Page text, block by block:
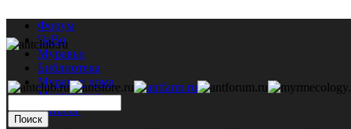
Форум
ЧаВо
Муравьи
Библиотека
Муравьи дома
Мастерская
Каталог